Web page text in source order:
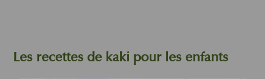
Les recettes de kaki pour les enfants